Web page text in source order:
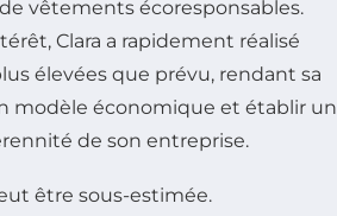
vêtements écoresponsables.
Clara a rapidement réalisé
élevées que prévu, rendant sa
modèle économique et établir un
de son entreprise.
être sous-estimée.